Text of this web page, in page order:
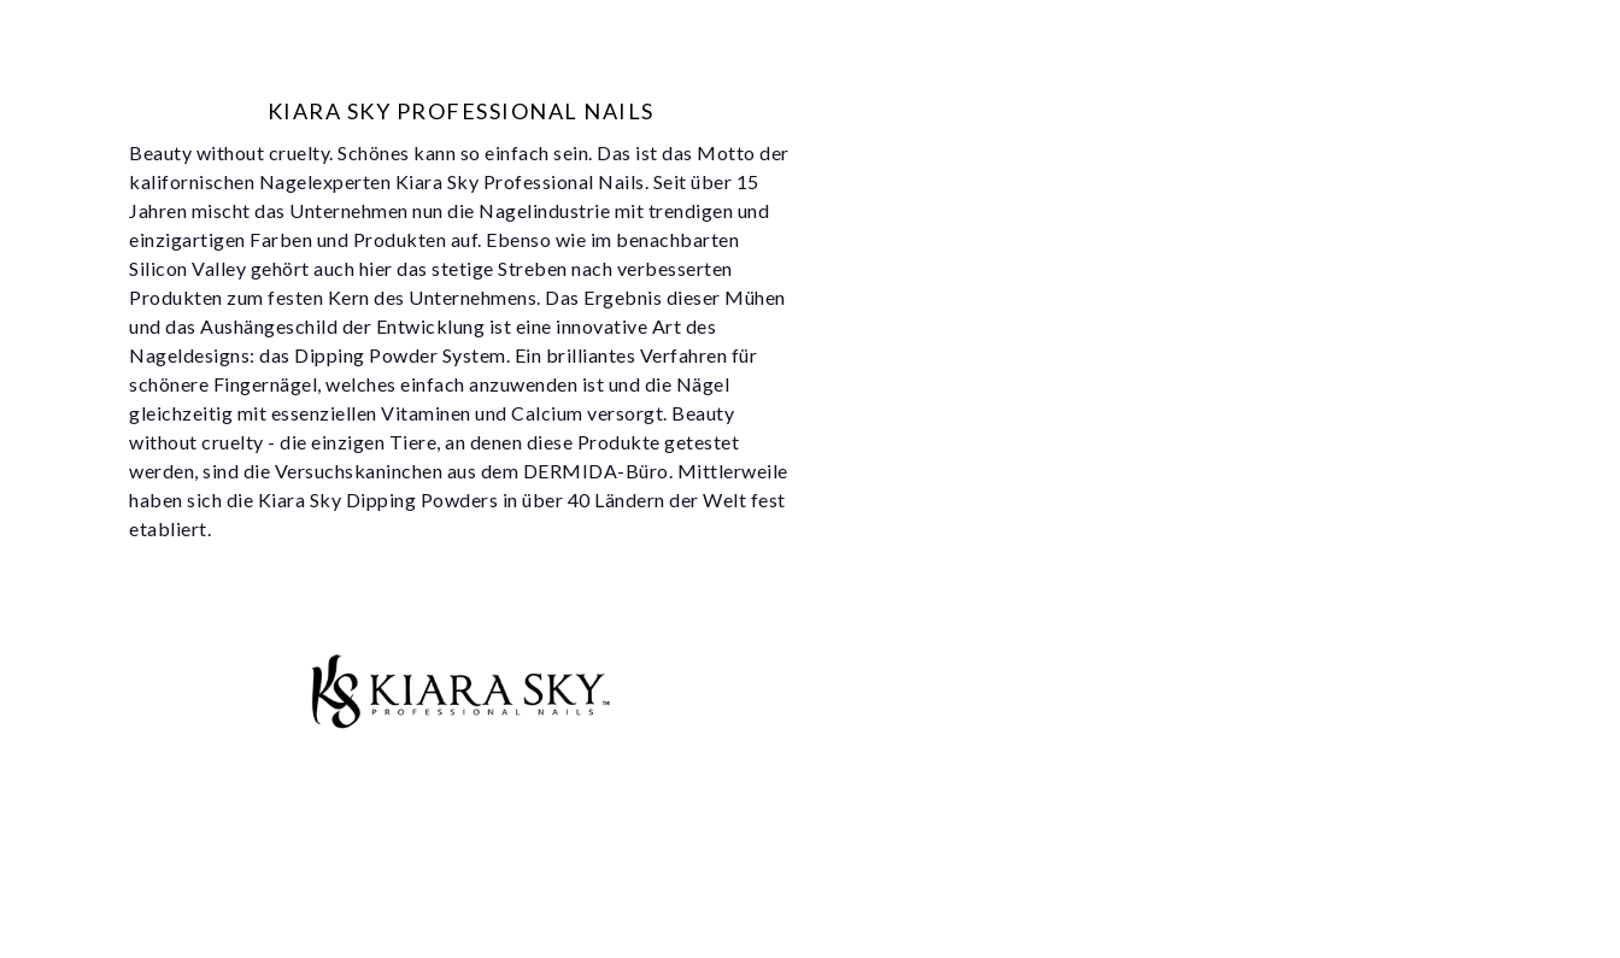
KIARA SKY PROFESSIONAL NAILS
Beauty without cruelty. Schönes kann so einfach sein. Das ist das Motto der
kalifornischen Nagelexperten Kiara Sky Professional Nails. Seit über 15
Jahren mischt das Unternehmen nun die Nagelindustrie mit trendigen und
einzigartigen Farben und Produkten auf. Ebenso wie im benachbarten
Silicon Valley gehört auch hier das stetige Streben nach verbesserten
Produkten zum festen Kern des Unternehmens. Das Ergebnis dieser Mühen
und das Aushängeschild der Entwicklung ist eine innovative Art des
Nageldesigns: das Dipping Powder System. Ein brilliantes Verfahren für
schönere Fingernägel, welches einfach anzuwenden ist und die Nägel
gleichzeitig mit essenziellen Vitaminen und Calcium versorgt. Beauty
without cruelty - die einzigen Tiere, an denen diese Produkte getestet
werden, sind die Versuchskaninchen aus dem DERMIDA-Büro. Mittlerweile
haben sich die Kiara Sky Dipping Powders in über 40 Ländern der Welt fest
etabliert.